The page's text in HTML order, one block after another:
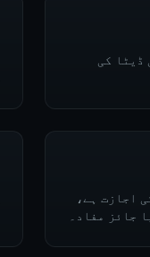
ڈیٹا کی
اجازت ہے،
جائز مفاد۔